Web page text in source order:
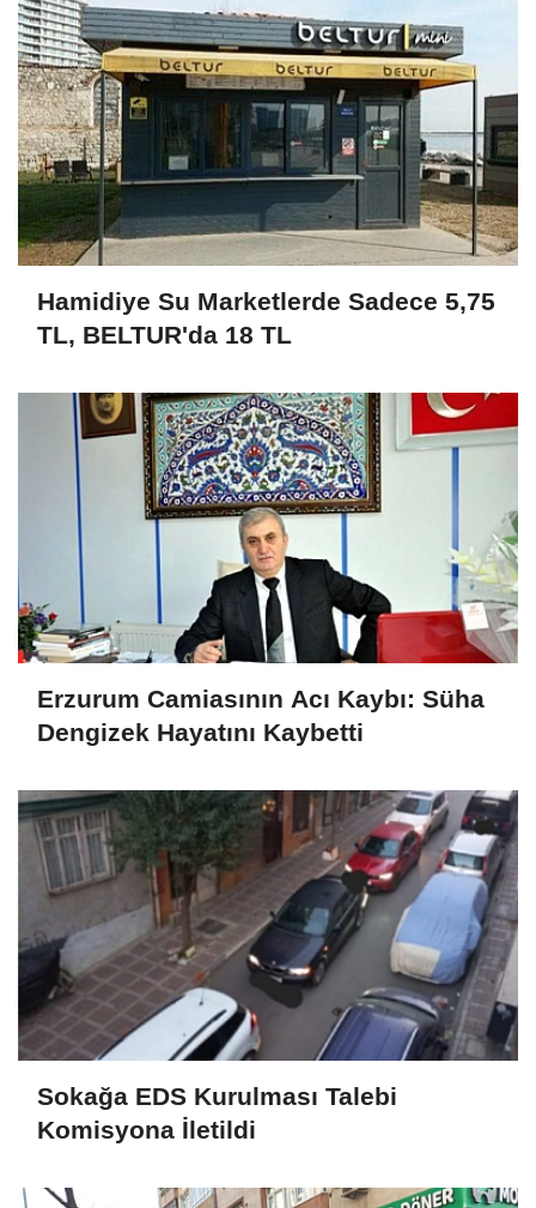
Hamidiye Su Marketlerde Sadece 5,75
TL, BELTUR'da 18 TL
Erzurum Camiasının Acı Kaybı: Süha
Dengizek Hayatını Kaybetti
Sokağa EDS Kurulması Talebi
Komisyona İletildi